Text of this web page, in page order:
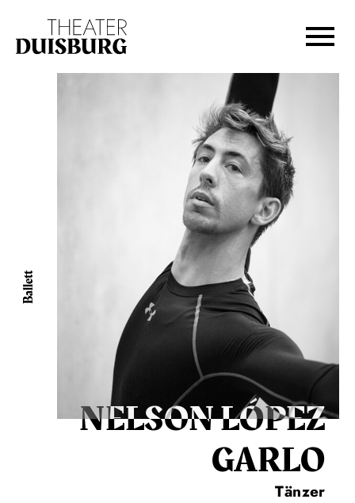
Zur Hauptnavigation springen
Zum Footer springen
Ballett
NELSON LÓPEZ
GARLO
Tänzer